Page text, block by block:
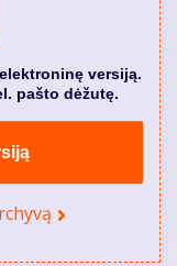
versiją.
pašto dėžutę.